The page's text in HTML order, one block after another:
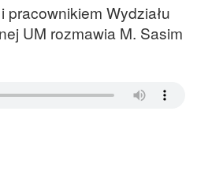
Wydziału
UM rozmawia M. Sasim